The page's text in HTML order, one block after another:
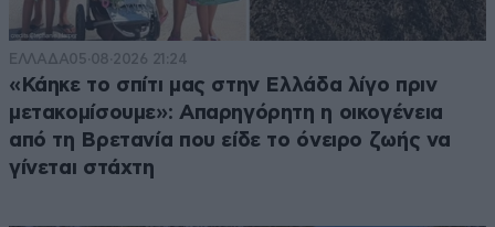
ΕΛΛΑΔΑ05·08·2026 21:24
«Κάηκε το σπίτι μας στην Ελλάδα λίγο πριν
μετακομίσουμε»: Απαρηγόρητη η οικογένεια
από τη Βρετανία που είδε το όνειρο ζωής να
γίνεται στάχτη